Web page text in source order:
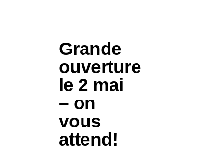
Grande
ouverture
le 2 mai
– on
vous
attend!